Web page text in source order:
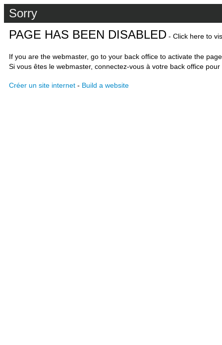
Sorry
PAGE HAS BEEN DISABLED - Click here to
If you are the webmaster, go to your back office to activate the
Si vous êtes le webmaster, connectez-vous à votre back office
Créer un site internet - Build a website